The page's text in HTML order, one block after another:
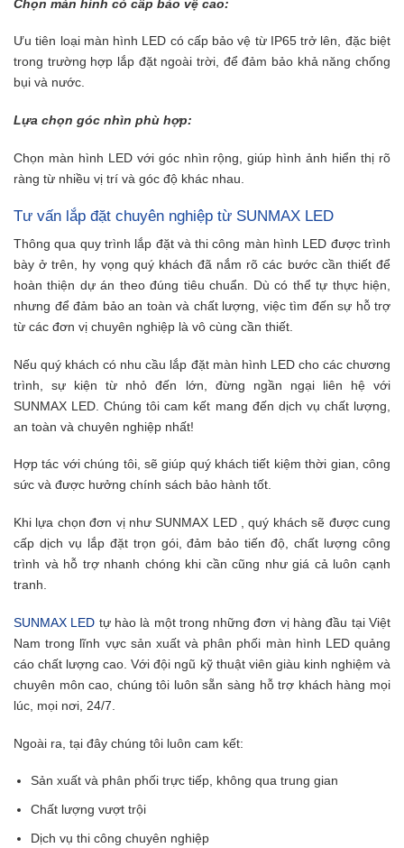
Chọn màn hình có cấp bảo vệ cao:
Ưu tiên loại màn hình LED có cấp bảo vệ từ IP65 trở lên, đặc biệt
trong trường hợp lắp đặt ngoài trời, để đảm bảo khả năng chống
bụi và nước.
Lựa chọn góc nhìn phù hợp:
Chọn màn hình LED với góc nhìn rộng, giúp hình ảnh hiển thị rõ
ràng từ nhiều vị trí và góc độ khác nhau.
Tư vấn lắp đặt chuyên nghiệp từ SUNMAX LED
Thông qua quy trình lắp đặt và thi công màn hình LED được trình
bày ở trên, hy vọng quý khách đã nắm rõ các bước cần thiết để
hoàn thiện dự án theo đúng tiêu chuẩn. Dù có thể tự thực hiện,
nhưng để đảm bảo an toàn và chất lượng, việc tìm đến sự hỗ trợ
từ các đơn vị chuyên nghiệp là vô cùng cần thiết.
Nếu quý khách có nhu cầu lắp đặt màn hình LED cho các chương
trình, sự kiện từ nhỏ đến lớn, đừng ngần ngại liên hệ với
SUNMAX LED. Chúng tôi cam kết mang đến dịch vụ chất lượng,
an toàn và chuyên nghiệp nhất!
Hợp tác với chúng tôi, sẽ giúp quý khách tiết kiệm thời gian, công
sức và được hưởng chính sách bảo hành tốt.
Khi lựa chọn đơn vị như SUNMAX LED , quý khách sẽ được cung
cấp dịch vụ lắp đặt trọn gói, đảm bảo tiến độ, chất lượng công
trình và hỗ trợ nhanh chóng khi cần cũng như giá cả luôn cạnh
tranh.
SUNMAX LED tự hào là một trong những đơn vị hàng đầu tại Việt
Nam trong lĩnh vực sản xuất và phân phối màn hình LED quảng
cáo chất lượng cao. Với đội ngũ kỹ thuật viên giàu kinh nghiệm và
chuyên môn cao, chúng tôi luôn sẵn sàng hỗ trợ khách hàng mọi
lúc, mọi nơi, 24/7.
Ngoài ra, tại đây chúng tôi luôn cam kết:
Sản xuất và phân phối trực tiếp, không qua trung gian
Chất lượng vượt trội
Dịch vụ thi công chuyên nghiệp